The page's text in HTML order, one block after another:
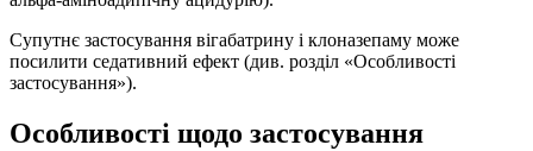
Супутнє застосування вігабатрину і клоназепаму може
посилити седативний ефект (див. розділ «Особливості
застосування»).
Особливості щодо застосування